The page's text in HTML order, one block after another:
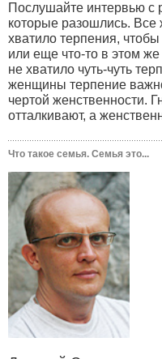
Послушайте интервью с
которые разошлись.
хватило терпения,
или еще что-то в этом
не хватило чуть-чуть
женщины терпение
чертой женственности.
отталкивают, а
Что такое семья. Семья это...